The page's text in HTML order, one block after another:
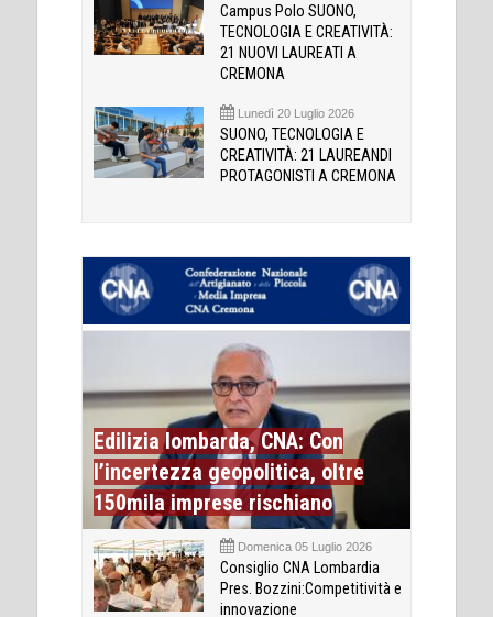
Campus Polo SUONO,
TECNOLOGIA E CREATIVITÀ:
21 NUOVI LAUREATI A
CREMONA
Lunedì 20 Luglio 2026
SUONO, TECNOLOGIA E
CREATIVITÀ: 21 LAUREANDI
PROTAGONISTI A CREMONA
Edilizia lombarda, CNA: Con
l’incertezza geopolitica, oltre
150mila imprese rischiano
Domenica 05 Luglio 2026
Consiglio CNA Lombardia
Pres. Bozzini:Competitività e
innovazione